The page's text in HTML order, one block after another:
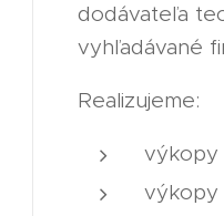
dodávateľa
vyhľadávané
Realizujeme:
výkopy
výkopy